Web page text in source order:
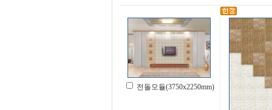
전돌모듈(3750x2250mm)